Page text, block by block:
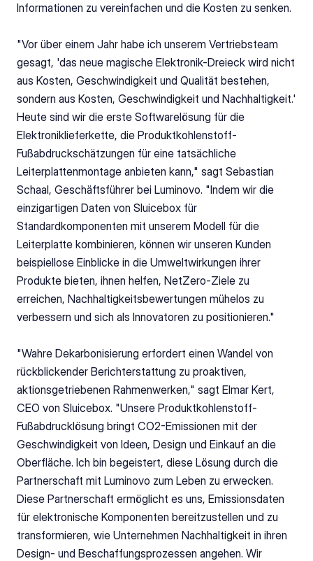
Informationen zu vereinfachen und die Kosten zu senken.
"Vor über einem Jahr habe ich unserem Vertriebsteam
gesagt, 'das neue magische Elektronik-Dreieck wird nicht
aus Kosten, Geschwindigkeit und Qualität bestehen,
sondern aus Kosten, Geschwindigkeit und Nachhaltigkeit.'
Heute sind wir die erste Softwarelösung für die
Elektroniklieferkette, die Produktkohlenstoff-
Fußabdruckschätzungen für eine tatsächliche
Leiterplattenmontage anbieten kann," sagt Sebastian
Schaal, Geschäftsführer bei Luminovo. "Indem wir die
einzigartigen Daten von Sluicebox für
Standardkomponenten mit unserem Modell für die
Leiterplatte kombinieren, können wir unseren Kunden
beispiellose Einblicke in die Umweltwirkungen ihrer
Produkte bieten, ihnen helfen, NetZero-Ziele zu
erreichen, Nachhaltigkeitsbewertungen mühelos zu
verbessern und sich als Innovatoren zu positionieren."
"Wahre Dekarbonisierung erfordert einen Wandel von
rückblickender Berichterstattung zu proaktiven,
aktionsgetriebenen Rahmenwerken," sagt Elmar Kert,
CEO von Sluicebox. "Unsere Produktkohlenstoff-
Fußabdrucklösung bringt CO2-Emissionen mit der
Geschwindigkeit von Ideen, Design und Einkauf an die
Oberfläche. Ich bin begeistert, diese Lösung durch die
Partnerschaft mit Luminovo zum Leben zu erwecken.
Diese Partnerschaft ermöglicht es uns, Emissionsdaten
für elektronische Komponenten bereitzustellen und zu
transformieren, wie Unternehmen Nachhaltigkeit in ihren
Design- und Beschaffungsprozessen angehen. Wir